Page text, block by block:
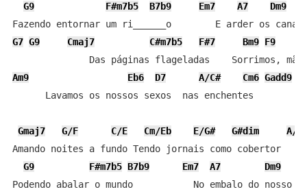
G9
F#m7b5 B7b9 Em7 A7 Dm9
G7 G9 Cmaj7 C#m7b5 F#7 Bm9 F9
Am9 Eb6 D7 A/C# Cm6 Gadd9
      Lavamos os nossos sexos  nas enchentes
Gmaj7 G/F C/E Cm/Eb E/G# G#dim
A/
Amando noites a fundo Tendo jornais como cobertor
G9
F#m7b5 B7b9 Em7 A7 Dm9